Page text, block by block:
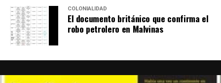
COLONIALIDAD
El documento británico que confirma el
robo petrolero en Malvinas